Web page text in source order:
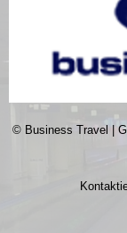
© Business Travel |